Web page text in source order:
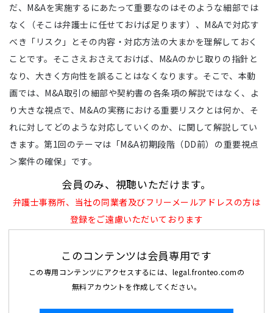
だ、M&Aを実施するにあたって重要なのはそのような細部では
なく（そこは弁護士に任せておけば足ります）、M&Aで対応す
べき「リスク」とその内容・対応方法の大まかを理解しておく
ことです。そこさえおさえておけば、M&Aのかじ取りの指針と
なり、大きく方向性を誤ることはなくなります。そこで、本動
画では、M&A取引の細部や契約書の各条項の解説ではなく、よ
り大きな視点で、M&Aの実務における重要リスクとは何か、そ
れに対してどのような対応していくのか、に関して解説してい
きます。第1回のテーマは「M&A初期段階（DD前）の重要視点
＞案件の確保」です。
会員のみ、視聴いただけます。
弁護士事務所、当社の同業者及びフリーメールアドレスの方は
登録をご遠慮いただいております
このコンテンツは会員専用です
この専用コンテンツにアクセスするには、legal.fronteo.comの
無料アカウントを作成してください。